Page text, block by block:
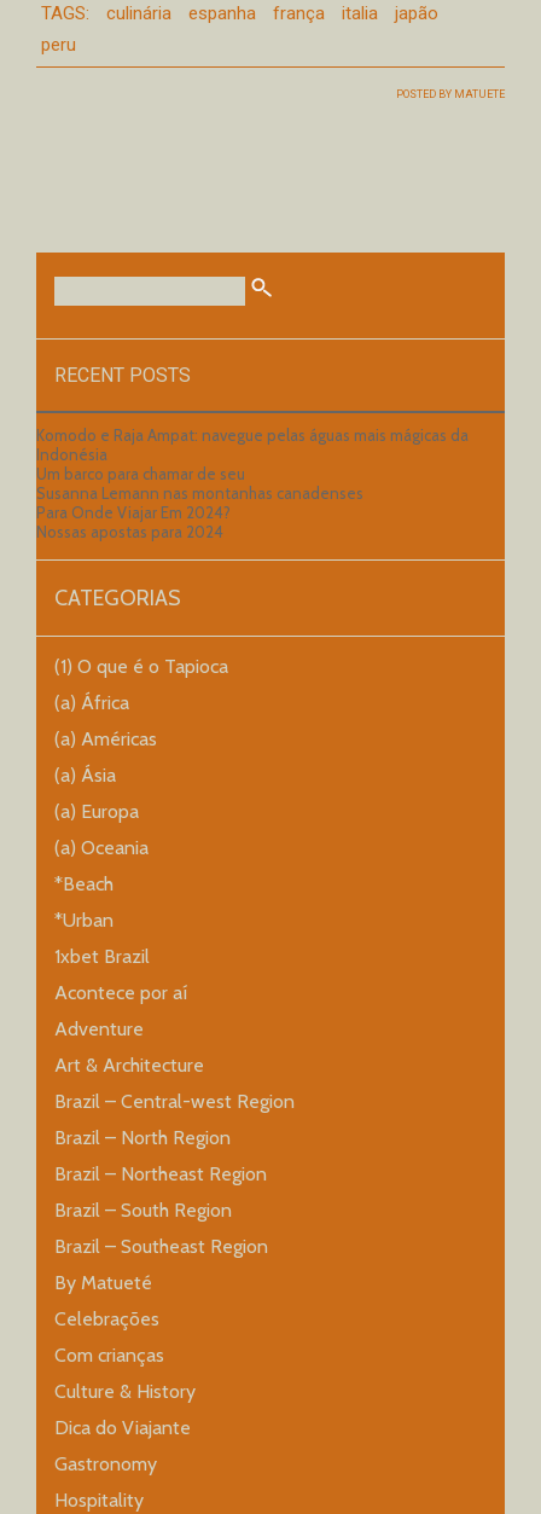
TAGS: culinária espanha frança italia
japão
peru
POSTED BY MATUETE
RECENT POSTS
Komodo e Raja Ampat: navegue pelas águas mais mágicas da
Indonésia
Um barco para chamar de seu
Susanna Lemann nas montanhas canadenses
Para Onde Viajar Em 2024?
Nossas apostas para 2024
CATEGORIAS
(1) O que é o Tapioca
(a) África
(a) Américas
(a) Ásia
(a) Europa
(a) Oceania
*Beach
*Urban
1xbet Brazil
Acontece por aí
Adventure
Art & Architecture
Brazil – Central-west Region
Brazil – North Region
Brazil – Northeast Region
Brazil – South Region
Brazil – Southeast Region
By Matueté
Celebrações
Com crianças
Culture & History
Dica do Viajante
Gastronomy
Hospitality